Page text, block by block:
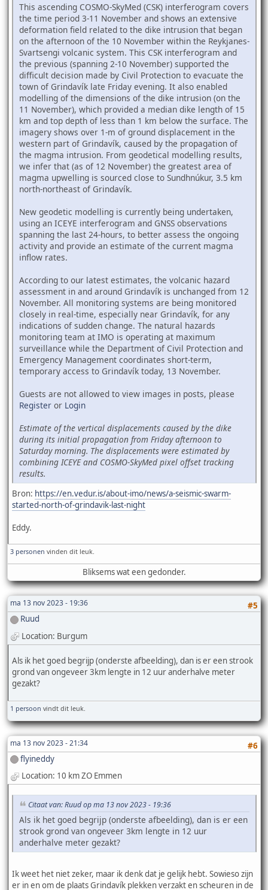
This ascending COSMO-SkyMed (CSK) interferogram covers
the time period 3-11 November and shows an extensive
deformation field related to the dike intrusion that began
on the afternoon of the 10 November within the Reykjanes-
Svartsengi volcanic system. This CSK interferogram and
the previous (spanning 2-10 November) supported the
difficult decision made by Civil Protection to evacuate the
town of Grindavík late Friday evening. It also enabled
modelling of the dimensions of the dike intrusion (on the
11 November), which provided a median dike length of 15
km and top depth of less than 1 km below the surface. The
imagery shows over 1-m of ground displacement in the
western part of Grindavík, caused by the propagation of
the magma intrusion. From geodetical modelling results,
we infer that (as of 12 November) the greatest area of
magma upwelling is sourced close to Sundhnúkur, 3.5 km
north-northeast of Grindavík.
New geodetic modelling is currently being undertaken,
using an ICEYE interferogram and GNSS observations
spanning the last 24-hours, to better assess the ongoing
activity and provide an estimate of the current magma
inflow rates.
According to our latest estimates, the volcanic hazard
assessment in and around Grindavík is unchanged from 12
November. All monitoring systems are being monitored
closely in real-time, especially near Grindavík, for any
indications of sudden change. The natural hazards
monitoring team at IMO is operating at maximum
surveillance while the Department of Civil Protection and
Emergency Management coordinates short-term,
temporary access to Grindavík today, 13 November.
Guests are not allowed to view images in posts, please
Register or Login
Estimate of the vertical displacements caused by the dike
during its initial propagation from Friday afternoon to
Saturday morning. The displacements were estimated by
combining ICEYE and COSMO-SkyMed pixel offset tracking
results.
Bron: https://en.vedur.is/about-imo/news/a-seismic-swarm-
started-north-of-grindavik-last-night
Eddy.
3 personen vinden dit leuk.
Bliksems wat een gedonder.
ma 13 nov 2023 - 19:36
#5
Ruud
Location: Burgum
Als ik het goed begrijp (onderste afbeelding), dan is er een strook
grond van ongeveer 3km lengte in 12 uur anderhalve meter
gezakt?
1 persoon vindt dit leuk.
ma 13 nov 2023 - 21:34
#6
flyineddy
Location: 10 km ZO Emmen
Citaat van: Ruud op ma 13 nov 2023 - 19:36
Als ik het goed begrijp (onderste afbeelding), dan is er een
strook grond van ongeveer 3km lengte in 12 uur
anderhalve meter gezakt?
Ik weet het niet zeker, maar ik denk dat je gelijk hebt. Sowieso zijn
er in en om de plaats Grindavík plekken verzakt en scheuren in de